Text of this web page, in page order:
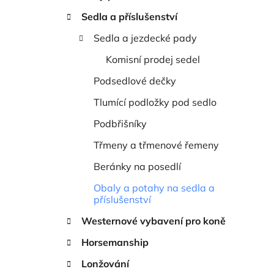
Sedla a příslušenství
Sedla a jezdecké pady
Komisní prodej sedel
Podsedlové dečky
Tlumící podložky pod sedlo
Podbřišníky
Třmeny a třmenové řemeny
Beránky na posedlí
Obaly a potahy na sedla a
příslušenství
Westernové vybavení pro koně
Horsemanship
Lonžování